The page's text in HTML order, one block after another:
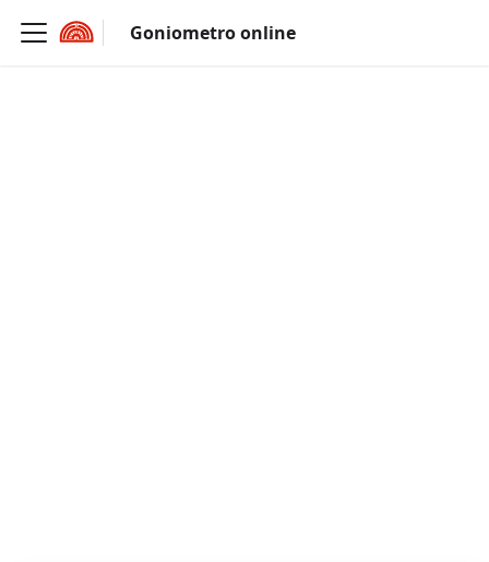
Goniometro online